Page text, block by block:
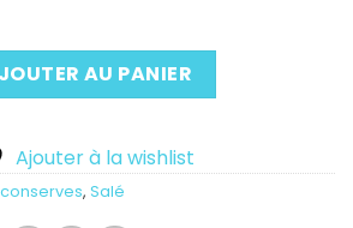
AU PANIER
Ajouter à la wishlist
, Salé